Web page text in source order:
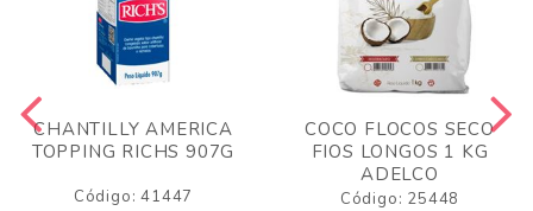
CHANTILLY AMERICA
TOPPING RICHS 907G
Código: 41447
COCO FLOCOS SECO
FIOS LONGOS 1 KG
ADELCO
Código: 25448